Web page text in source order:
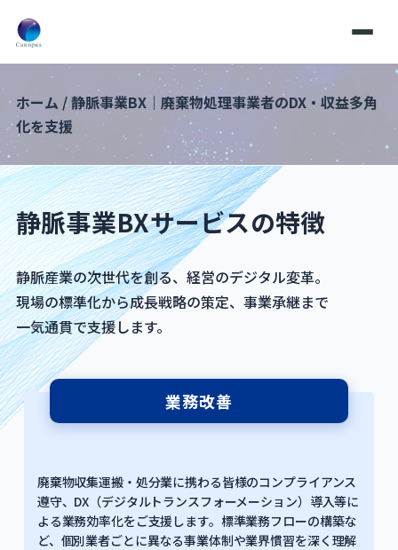
ホーム /静脈事業BX｜廃棄物処理事業者のDX・収益多角
化を支援
静脈事業BXサービスの特徴
静脈産業の次世代を創る、経営のデジタル変革。
現場の標準化から成長戦略の策定、事業承継まで
一気通貫で支援します。
業務改善
廃棄物収集運搬・処分業に携わる皆様のコンプライアンス
遵守、DX（デジタルトランスフォーメーション）導入等に
よる業務効率化をご支援します。標準業務フローの構築な
ど、個別業者ごとに異なる事業体制や業界慣習を深く理解